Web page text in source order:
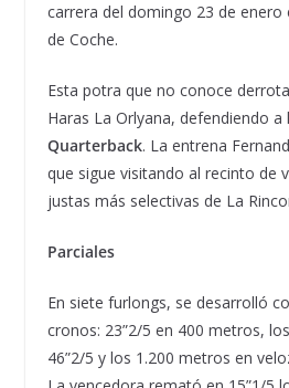
carrera del domingo 23 de enero
de Coche.
Esta potra que no conoce
Haras La Orlyana, defendiendo
Quarterback. La entrena
que sigue visitando al recinto de
justas más selectivas de La
Parciales
En siete furlongs, se desarrolló
cronos: 23”2/5 en 400 metros,
46”2/5 y los 1.200 metros en